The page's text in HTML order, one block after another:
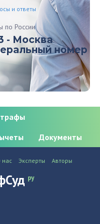
и ответы
по России
- Москва
номер
Документы
ру
нас Эксперты Авторы